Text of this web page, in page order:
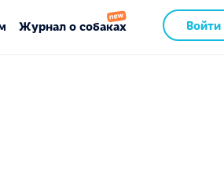
Войти
Журнал о собаках